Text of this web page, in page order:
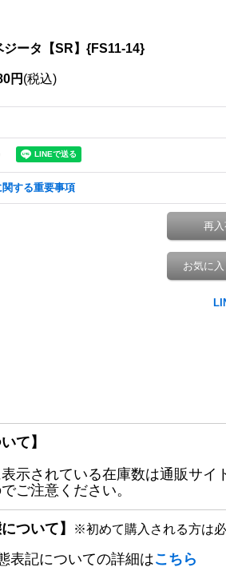
ジータ【SR】{FS11-14}
円 (税込)
する重要事項
再入
お気に
て】
示されている在庫数は通販サ
ご注意ください。
ついて】 ※初めて購入される方は必
表記についての詳細はこちら